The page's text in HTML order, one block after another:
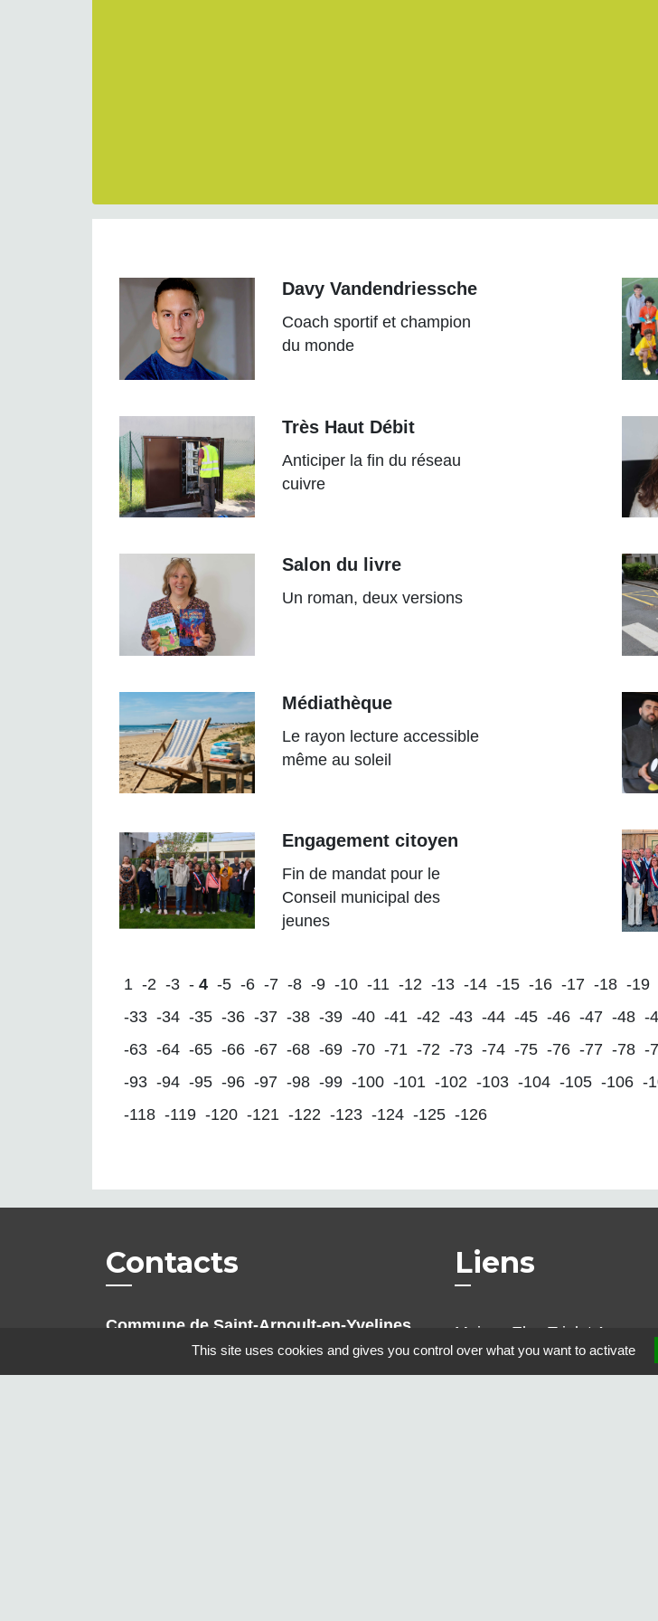
Davy Vandendriessche
Coach sportif et champion
du monde
Très Haut Débit
Anticiper la fin du réseau
cuivre
Salon du livre
Un roman, deux versions
Médiathèque
Le rayon lecture accessible
même au soleil
Engagement citoyen
Fin de mandat pour le
Conseil municipal des
jeunes
1 -2 -3 - 4 -5 -6 -7 -8 -9 -10 -11 -12 -13 -14 -15 -16 -17 -18 -19
-33 -34 -35 -36 -37 -38 -39 -40 -41 -42 -43 -44 -45 -46 -47 -48 -
-63 -64 -65 -66 -67 -68 -69 -70 -71 -72 -73 -74 -75 -76 -77 -78 -
-93 -94 -95 -96 -97 -98 -99 -100 -101 -102 -103 -104 -105 -106 -
-118 -119 -120 -121 -122 -123 -124 -125 -126
Contacts
Commune de Saint-Arnoult-en-Yvelines
Place du Jeu de Paume
78730 Saint-Arnoult-en-Yvelines -
Liens
Maison Elsa Triolet Aragon
Office du Tourisme
Médiathèque "Les yeux
This site uses cookies and gives you control over what you want to activate